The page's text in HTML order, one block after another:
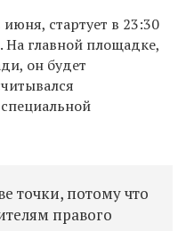
стартует в 23:30
На главной площадке,
он будет
точки, потому что
правого